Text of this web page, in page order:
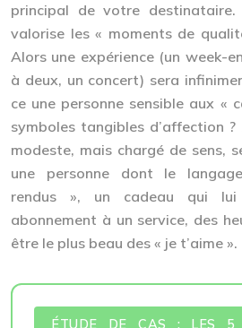
principal de votre destinataire.
valorise les « moments de
Alors une expérience (un week-
à deux, un concert) sera
ce une personne sensible aux «
symboles tangibles d’affection
modeste, mais chargé de sens,
une personne dont le
rendus », un cadeau qui
abonnement à un service, des
être le plus beau des « je t’aime ».
ÉTUDE DE CAS : LES 5